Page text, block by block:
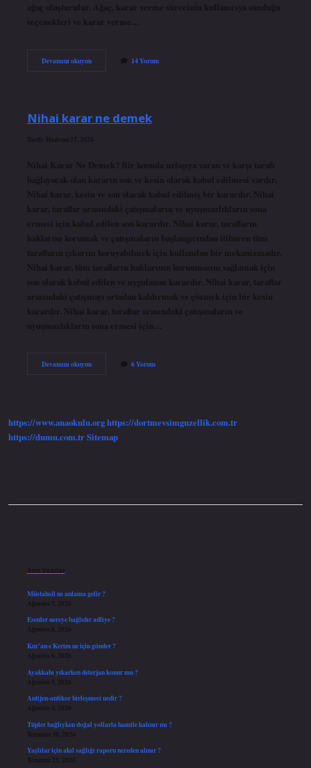
ağaç oluşturulur. Ağaç, karar verme sürecinin kullanıcıya sunduğu
seçenekleri ve karar verme…
Devamını okuyunÖzel
14 Yorum
Nihai karar ne demek
Tarih: Haziran 27, 2024
Nihai Karar Ne Demek? Bir konuda uzlaşıya varan ve karşı tarafı
bağlayacak olan kararın son ve kesin olarak kabul edilmesi vardır.
Nihai karar, kesin ve son olarak kabul edilmiş bir karardır. Nihai
karar, taraflar arasındaki çatışmaların ve uyuşmazlıkların sona
ermesi için kabul edilen son karardır. Nihai karar, tarafların
haklarını korumak ve çatışmaların başlangıcından itibaren tüm
tarafların çıkarını koruyabilmek için kullanılan bir mekanizmadır.
Nihai karar, tüm tarafların haklarının korunmasını sağlamak için
son olarak kabul edilen ve uygulanan karardır. Nihai karar, taraflar
arasındaki çatışmayı ortadan kaldırmak ve çözmek için bir kesin
karardır. Nihai karar, taraflar arasındaki çatışmaların ve
uyuşmazlıkların sona ermesi için…
Devamını okuyunNihai
6 Yorum
https://www.anaokulu.orghttps://dortmevsimguzellik.com.tr
https://dumu.com.trSitemap
Son Yazılar
Müstahsil ne anlama gelir ?
Ağustos 7, 2026
Esenler nereye bağlıdır adliye ?
Ağustos 6, 2026
Kur’an-ı Kerim ne için gönder ?
Ağustos 6, 2026
Ayakkabı yıkarken deterjan konur mu ?
Ağustos 5, 2026
Antijen-antikor birleşmesi nedir ?
Ağustos 4, 2026
Tüpler bağlıyken doğal yollarla hamile kalınır mı ?
Temmuz 30, 2026
Yaşlılar için akıl sağlığı raporu nereden alınır ?
Temmuz 25, 2026